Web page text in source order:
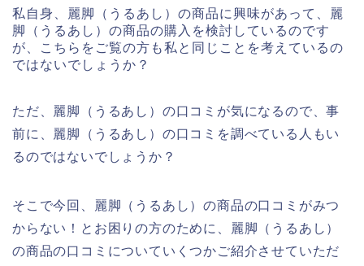
私自身、麗脚（うるあし）の商品に興味があって、麗
脚（うるあし）の商品の購入を検討しているのです
が、こちらをご覧の方も私と同じことを考えているの
ではないでしょうか？
ただ、麗脚（うるあし）の口コミが気になるので、事
前に、麗脚（うるあし）の口コミを調べている人もい
るのではないでしょうか？
そこで今回、麗脚（うるあし）の商品の口コミがみつ
からない！とお困りの方のために、麗脚（うるあし）
の商品の口コミについていくつかご紹介させていただ